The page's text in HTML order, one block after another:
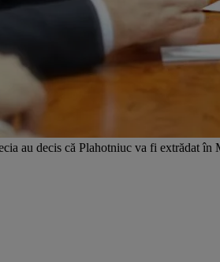
au decis că Plahotniuc va fi extrădat în